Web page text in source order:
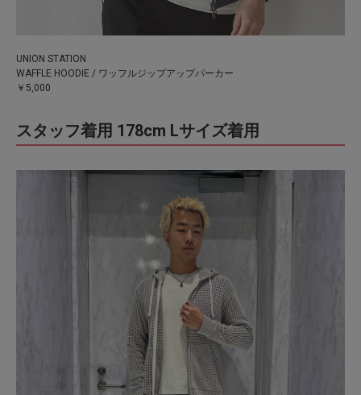
UNION STATION
WAFFLE HOODIE / ワッフルジップアップパーカー
￥5,000
スタッフ着用 178cm Lサイズ着用